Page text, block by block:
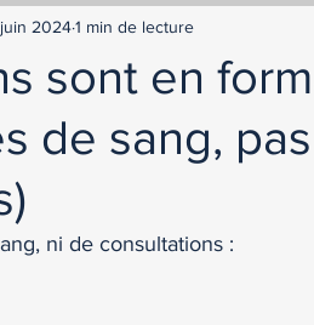
sont en
de sang,
20241 min de lecture
ni de consultations :